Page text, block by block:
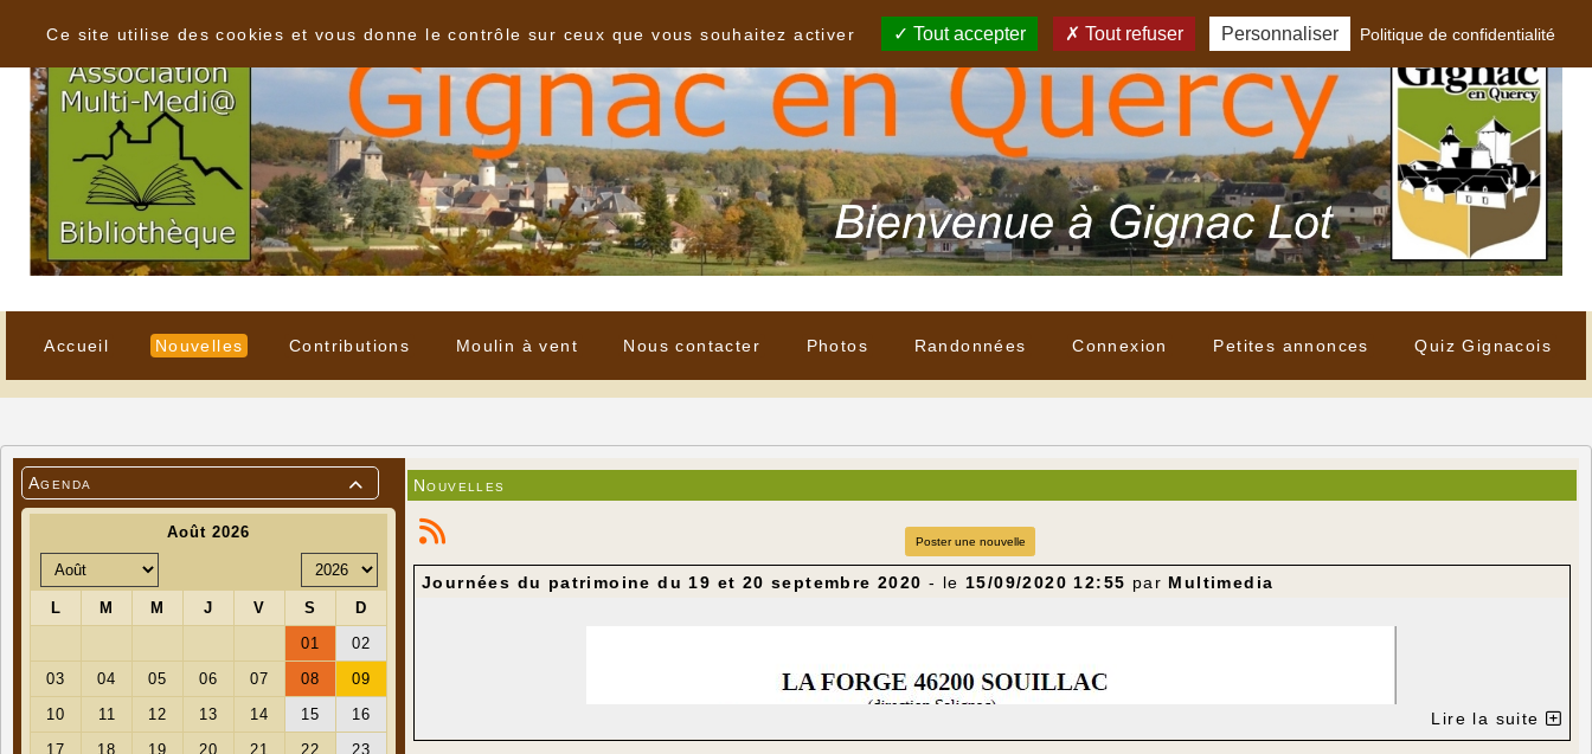
Accueil Nouvelles Contributions Moulin à vent Nous contacter Photos Randonnées Connexion Petites annonces Quiz Gignacois

Agenda Nouvelles
Poster une nouvelle
Journées du patrimoine du 19 et 20 septembre 2020 - le 15/09/2020 12:55 par Multimedia
Lire la suite
Ce site utilise des cookies et vous donne le contrôle sur ceux que vous souhaitez activer
Tout accepter Tout refuser Personnaliser Politique de confidentialité